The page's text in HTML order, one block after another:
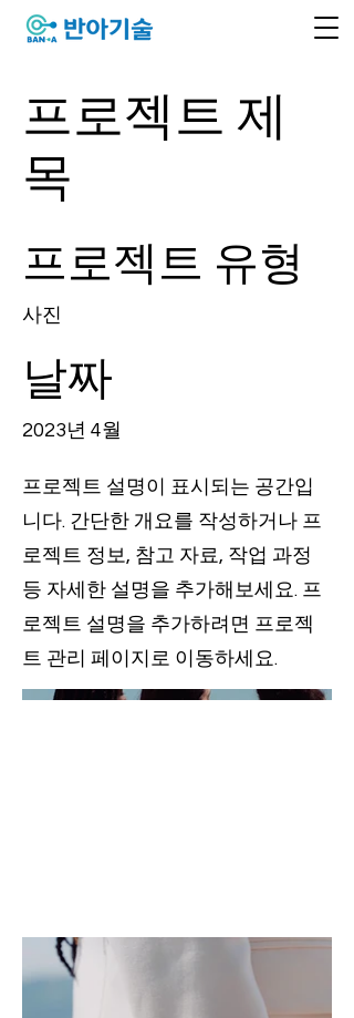
프로젝트 제
목
프로젝트 유형
사진
날짜
2023년 4월
프로젝트 설명이 표시되는 공간입
니다. 간단한 개요를 작성하거나 프
로젝트 정보, 참고 자료, 작업 과정
등 자세한 설명을 추가해보세요. 프
로젝트 설명을 추가하려면 프로젝
트 관리 페이지로 이동하세요.